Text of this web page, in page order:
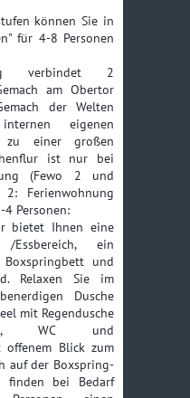
können Sie in
für 4-8 Personen
verbindet 2
am Obertor
der Welten
eigenen
zu einer großen
ist nur bei
(Fewo 2 und
Ferienwohnung
Personen:
bietet Ihnen eine
ein
Boxspringbett und
Relaxen Sie im
Dusche
mit Regendusche
WC und
offenem Blick zum
auf der Boxspring-
finden bei Bedarf
9,-€
11,-€
Kostenlos
5,-€
8,-€
10,-€